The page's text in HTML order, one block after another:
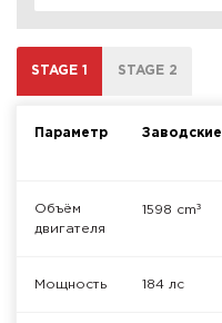
STAGE 1 STAGE 2
Параметр Заводские
Объём
двигателя
1598 cm³
Мощность 184 лс